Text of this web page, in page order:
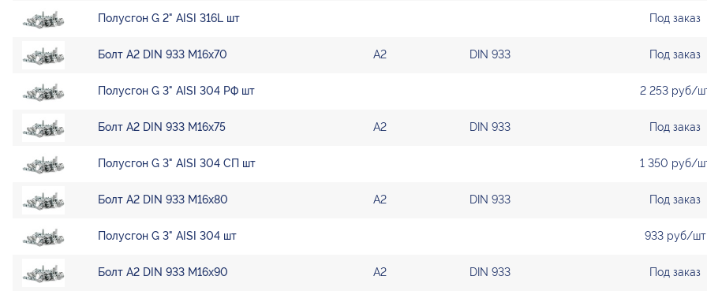
Полусгон G 2" AISI 316L шт Под заказ
Болт А2 DIN 933 М16х70 А2 DIN 933 Под заказ
Полусгон G 3" AISI 304 РФ шт 2 253 руб/
Болт А2 DIN 933 М16х75 А2 DIN 933 Под заказ
Полусгон G 3" AISI 304 СП шт 1 350 руб/
Болт А2 DIN 933 М16х80 А2 DIN 933 Под заказ
Полусгон G 3" AISI 304 шт 933 руб/шт
Болт А2 DIN 933 М16х90 А2 DIN 933 Под заказ